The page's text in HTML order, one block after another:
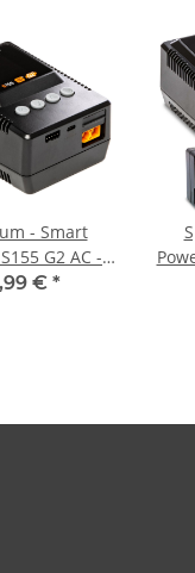
- Smart
G2 AC -
55W€ *